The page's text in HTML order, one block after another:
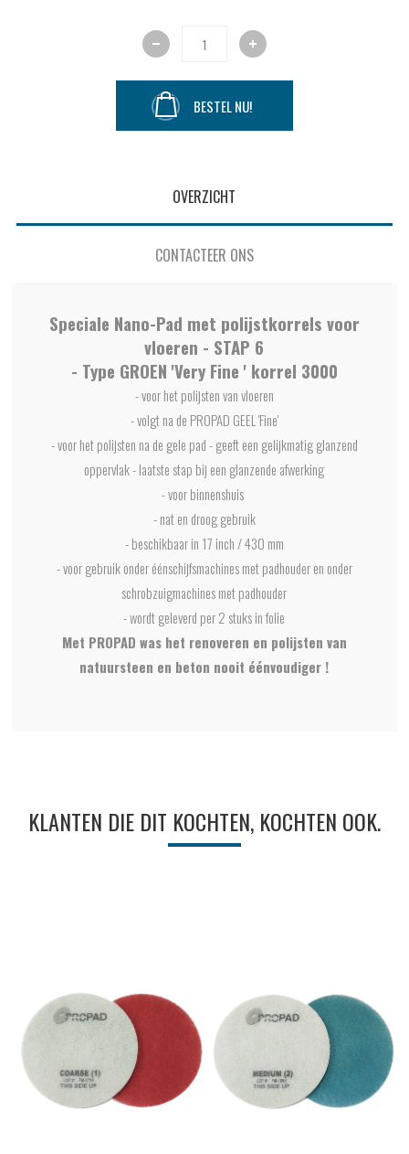
BESTEL NU!
OVERZICHT
CONTACTEER ONS
Speciale Nano-Pad met polijstkorrels voor
vloeren - STAP 6
- Type GROEN 'Very Fine ' korrel 3000
- voor het polijsten van vloeren
- volgt na de PROPAD GEEL 'Fine'
- voor het polijsten na de gele pad - geeft een gelijkmatig glanzend
oppervlak - laatste stap bij een glanzende afwerking
- voor binnenshuis
- nat en droog gebruik
- beschikbaar in 17 inch / 430 mm
- voor gebruik onder éénschijfsmachines met padhouder en onder
schrobzuigmachines met padhouder
- wordt geleverd per 2 stuks in folie
Met PROPAD was het renoveren en polijsten van
natuursteen en beton nooit éénvoudiger !
KLANTEN DIE DIT KOCHTEN, KOCHTEN OOK.